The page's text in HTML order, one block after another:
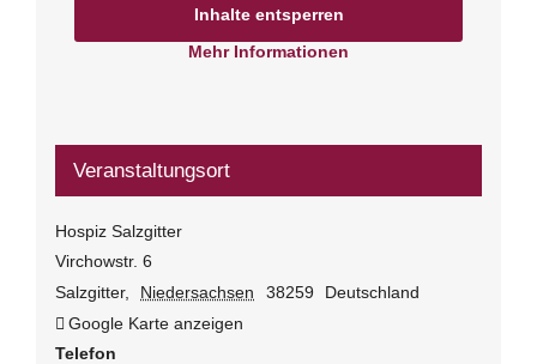
Veranstaltungsort
Hospiz Salzgitter
Virchowstr. 6
Salzgitter, Niedersachsen 38259
Deutschland
Google Karte anzeigen
Telefon
Inhalte entsperren
Mehr Informationen